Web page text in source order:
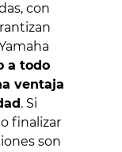
con
a todo
ventaja
. Si
finalizar
son